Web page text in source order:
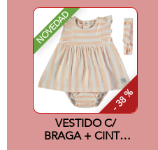
NOVEDAD
- 38 %
VESTIDO C/
BRAGA + CINTA